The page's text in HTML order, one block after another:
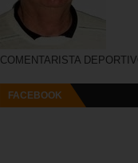
COMENTARISTA
FACEBOOK